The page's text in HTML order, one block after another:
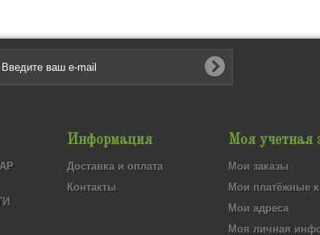
Информация
Доставка и оплата
Контакты
Моя учетная
Мои заказы
Мои платёжные
Мои адреса
Моя личная